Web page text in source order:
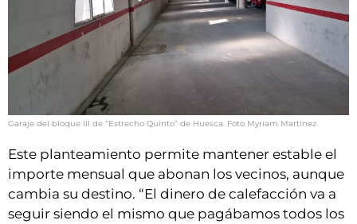
Garaje del bloque III de “Estrecho Quinto” de Huesca. Foto Myriam Martínez
Este planteamiento permite mantener estable el
importe mensual que abonan los vecinos, aunque
cambia su destino. “El dinero de calefacción va a
seguir siendo el mismo que pagábamos todos los